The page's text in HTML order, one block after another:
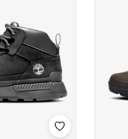
Shto në wishlist